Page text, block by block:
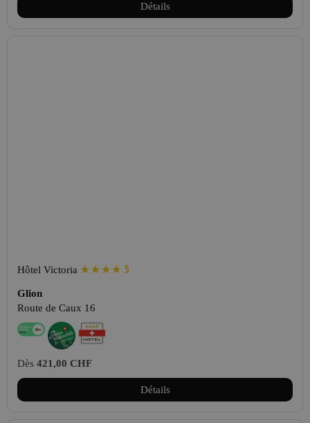
Détails
Hôtel Victoria
Glion
Route de Caux 16
Dès 421,00 CHF
Détails